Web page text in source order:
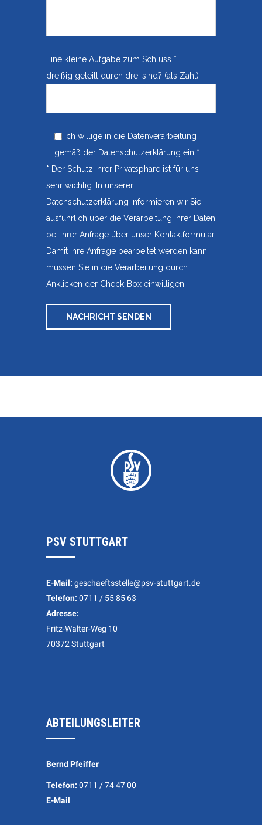
Eine kleine Aufgabe zum Schluss *
dreißig geteilt durch drei sind? (als Zahl)
Ich willige in die Datenverarbeitung
gemäß der Datenschutzerklärung ein *
* Der Schutz Ihrer Privatsphäre ist für uns
sehr wichtig. In unserer
Datenschutzerklärung informieren wir Sie
ausführlich über die Verarbeitung ihrer Daten
bei Ihrer Anfrage über unser Kontaktformular.
Damit Ihre Anfrage bearbeitet werden kann,
müssen Sie in die Verarbeitung durch
Anklicken der Check-Box einwilligen.
PSV STUTTGART
E-Mail: geschaeftsstelle@psv-stuttgart.de
Telefon: 0711 / 55 85 63
Adresse:
Fritz-Walter-Weg 10
70372 Stuttgart
ABTEILUNGSLEITER
Bernd Pfeiffer
Telefon: 0711 / 74 47 00
E-Mail